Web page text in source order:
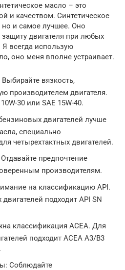
масло – это
и качеством. Синтетическое
и самое лучшее. Оно
двигателя при любых
Я всегда использую
оно меня вполне устраивает.
вязкость,
производителем двигателя.
30 или SAE 15W-40.
двигателей лучше
специально
четырехтактных двигателей.
предпочтение
производителям.
на классификацию API.
подходит API SN
классификация ACEA. Для
подходит ACEA A3/B3
Соблюдайте